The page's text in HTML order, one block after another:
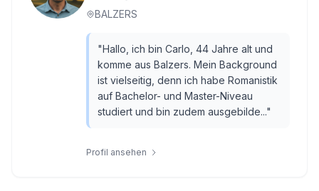
BALZERS
"Hallo, ich bin Carlo, 44 Jahre alt und
komme aus Balzers. Mein Background
ist vielseitig, denn ich habe Romanistik
auf Bachelor- und Master-Niveau
studiert und bin zudem ausgebilde..."
Profil ansehen